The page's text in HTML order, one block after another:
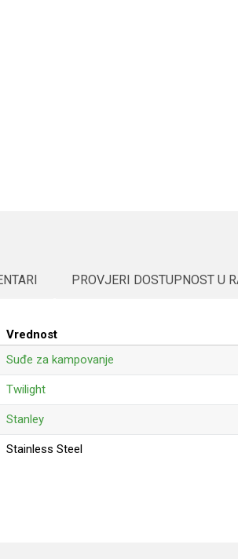
PROVJERI DOSTUPNOST U
Vrednost
Suđe za kampovanje
Twilight
Stanley
Stainless Steel